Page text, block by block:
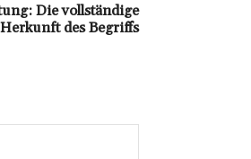
Die vollständige
des Begriffs